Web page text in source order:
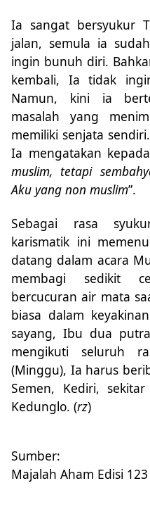
Ia sangat bersyukur
jalan, semula ia
ingin bunuh diri.
kembali, Ia tidak
Namun, kini ia
masalah yang
memiliki senjata
Ia mengatakan
muslim, tetapi
Aku yang non muslim”.
Sebagai rasa
karismatik ini
datang dalam acara
membagi sedikit
bercucuran air mata
biasa dalam
sayang, Ibu dua
mengikuti seluruh
(Minggu), Ia harus
Semen, Kediri,
Kedunglo. (rz)
Sumber:
Majalah Aham Edisi